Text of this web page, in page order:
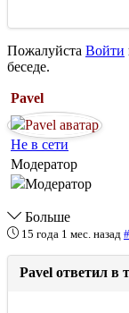
Пожалуйста Войти
беседе.
Pavel
Не в сети
Модератор
Больше
15 года 1 мес. назад
Pavel ответил в